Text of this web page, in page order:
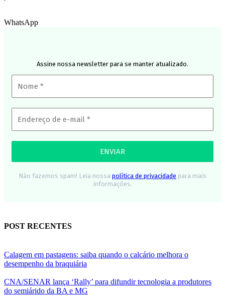
WhatsApp
Assine nossa newsletter para se manter atualizado.
Não fazemos spam! Leia nossa política de privacidade para mais
informações.
POST RECENTES
Calagem em pastagens: saiba quando o calcário melhora o
desempenho da braquiária
CNA/SENAR lança ‘Rally’ para difundir tecnologia a produtores
do semiárido da BA e MG